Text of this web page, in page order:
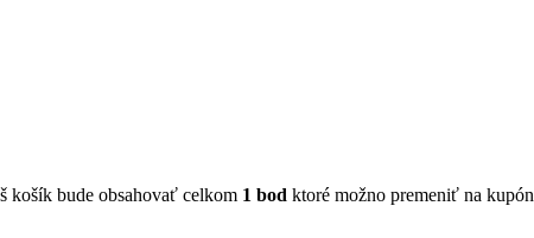
košík bude obsahovať celkom 1 bod ktoré možno premeniť na kupón